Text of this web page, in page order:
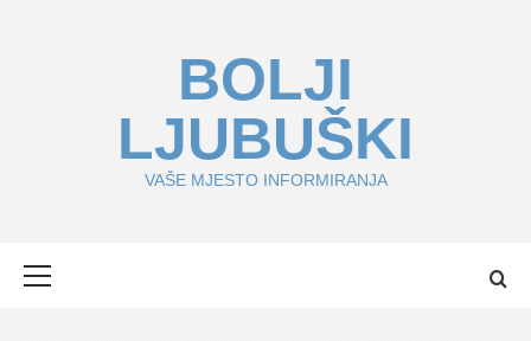
BOLJI
LJUBUŠKI
VAŠE MJESTO INFORMIRANJA